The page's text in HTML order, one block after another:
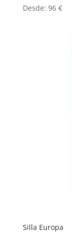
Desde: 96 €
Silla Europa